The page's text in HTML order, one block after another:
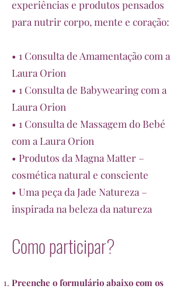
experiências e produtos pensados
para nutrir corpo, mente e coração:
• 1 Consulta de Amamentação com a
Laura Orion
• 1 Consulta de Babywearing com a
Laura Orion
• 1 Consulta de Massagem do Bebé
com a Laura Orion
• Produtos da Magna Matter –
cosmética natural e consciente
• Uma peça da Jade Natureza –
inspirada na beleza da natureza
Como participar?​
Preenche o formulário abaixo com os